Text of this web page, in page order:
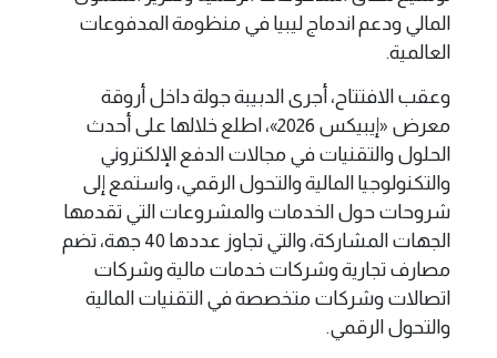
المالي ودعم اندماج ليبيا في منظومة المدفوعات
العالمية.
وعقب الافتتاح، أجرى الدبيبة جولة داخل أروقة
معرض «إيبيكس 2026»، اطلع خلالها على أحدث
الحلول والتقنيات في مجالات الدفع الإلكتروني
والتكنولوجيا المالية والتحول الرقمي، واستمع إلى
شروحات حول الخدمات والمشروعات التي تقدمها
الجهات المشاركة، والتي تجاوز عددها 40 جهة، تضم
مصارف تجارية وشركات خدمات مالية وشركات
اتصالات وشركات متخصصة في التقنيات المالية
والتحول الرقمي.